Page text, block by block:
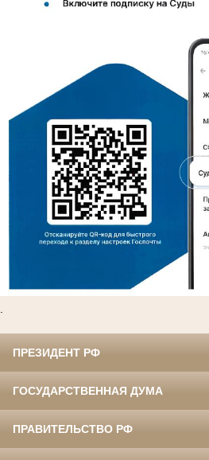
ПРЕЗИДЕНТ РФ
ГОСУДАРСТВЕННАЯ ДУМА
ПРАВИТЕЛЬСТВО РФ